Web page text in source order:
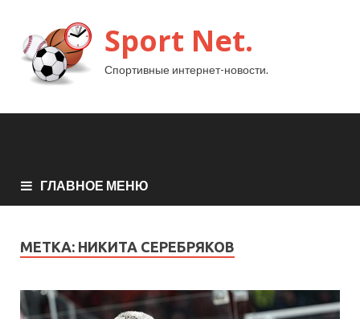
Sport Net.
Спортивные интернет-новости.
ГЛАВНОЕ МЕНЮ
МЕТКА: НИКИТА СЕРЕБРЯКОВ